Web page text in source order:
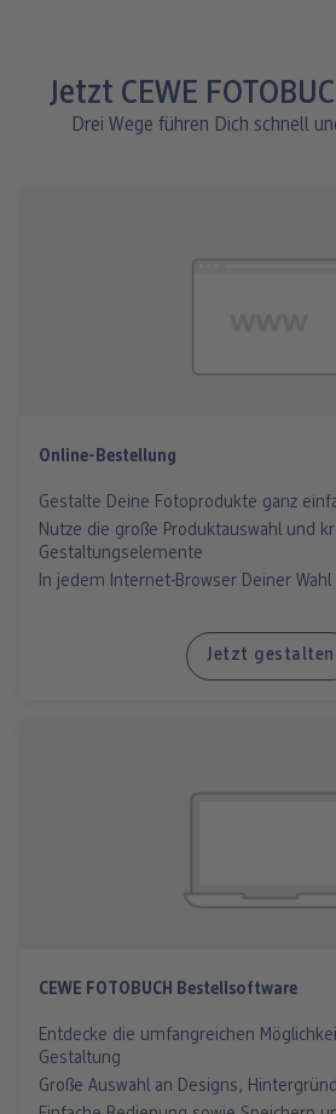
Jetzt CEWE
Drei Wege führen Dich schnell
Online-Bestellung
Gestalte Deine Fotoprodukte ganz
Nutze die große Produktauswahl und
Gestaltungselemente
In jedem Internet-Browser Deiner
Jetzt gestalten
CEWE FOTOBUCH Bestellsoftware
Entdecke die umfangreichen
Gestaltung
Große Auswahl an Designs,